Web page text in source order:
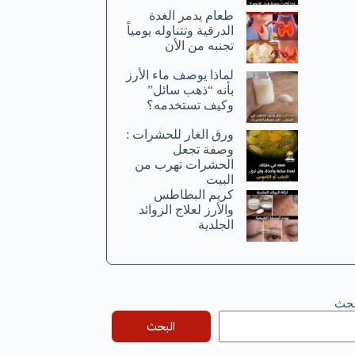
طعام يدمر الغدة
الدرقية وتتناوله يومياً
تجنبه من الأن
لماذا يوصف ماء الأرز
بأنه “ذهب سائل”
وكيف تستخدمه؟
ورق الغار للحشرات :
وصفة تجعل
الحشرات تهرب من
البيت
كريم البطاطس
والأرز لعلاج الزوائد
الجلدية
البحث